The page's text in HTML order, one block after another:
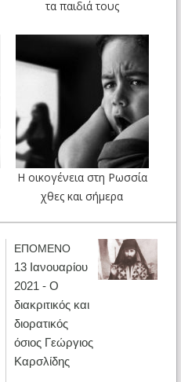
τα παιδιά τους
Η οικογένεια στη Ρωσσία
χθες και σήμερα
ΕΠΟΜΕΝΟ
13 Ιανουαρίου
2021 - Ο
διακριτικός και
διορατικός
όσιος Γεώργιος
Καρσλίδης